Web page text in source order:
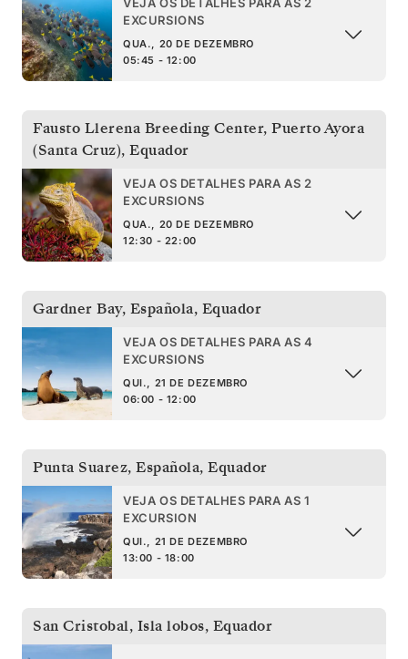
EXCURSIONS
QUA., 20 DE DEZEMBRO
05:45 - 12:00
Fausto Llerena Breeding Center, Puerto Ayora
(Santa Cruz), Equador
VEJA OS DETALHES PARA AS 2
EXCURSIONS
QUA., 20 DE DEZEMBRO
12:30 - 22:00
Gardner Bay, Española, Equador
VEJA OS DETALHES PARA AS 4
EXCURSIONS
QUI., 21 DE DEZEMBRO
06:00 - 12:00
Punta Suarez, Española, Equador
VEJA OS DETALHES PARA AS 1
EXCURSION
QUI., 21 DE DEZEMBRO
13:00 - 18:00
San Cristobal, Isla lobos, Equador